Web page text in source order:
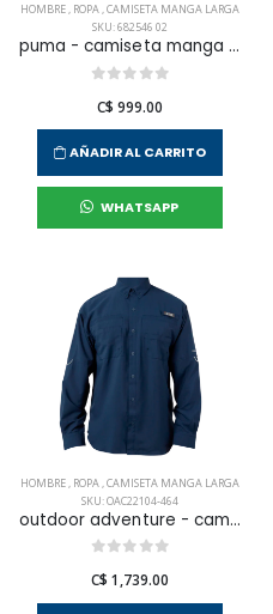
HOMBRE, ROPA,CAMISETA MANGA LARGA
SKU: 682546 02
puma - camiseta manga corta ess no. 1 logo longsleeve tee para hombre
C$ 999.00
AÑADIR AL CARRITO
WHATSAPP
HOMBRE, ROPA,CAMISETA MANGA LARGA
SKU: OAC22104-464
outdoor adventure - camisa l/s samara para hombre
C$ 1,739.00